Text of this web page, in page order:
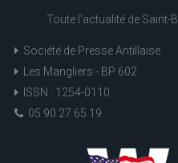
Toute l'actualité de Saint-
Société de Presse Antillaise
Les Mangliers - BP 602
ISSN : 1254-0110
05 90 27 65 19